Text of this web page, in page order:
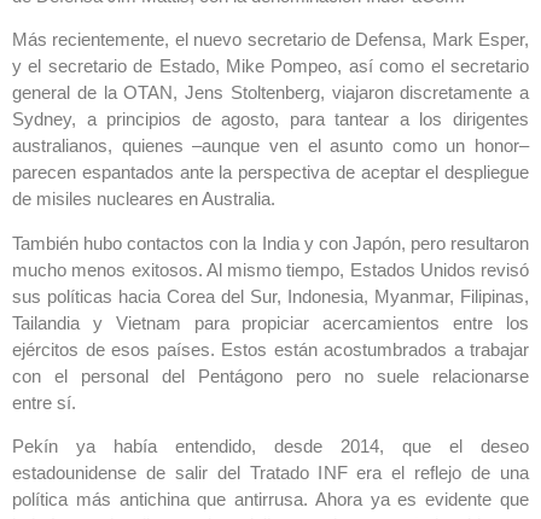
Más recientemente, el nuevo secretario de Defensa, Mark Esper,
y el secretario de Estado, Mike ‎Pompeo, así como el secretario
general de la OTAN, Jens Stoltenberg, viajaron discretamente a
‎Sydney, a principios de agosto, para tantear a los dirigentes
australianos, quienes –aunque ven el ‎asunto como un honor–
parecen espantados ante la perspectiva de aceptar el despliegue
de ‎misiles nucleares en Australia. ‎
También hubo contactos con la India y con Japón, pero resultaron
mucho menos exitosos. ‎Al mismo tiempo, Estados Unidos revisó
sus políticas hacia Corea del Sur, Indonesia, Myanmar, ‎Filipinas,
Tailandia y Vietnam para propiciar acercamientos entre los
ejércitos de esos países. ‎Estos están acostumbrados a trabajar
con el personal del Pentágono pero no suele relacionarse
entre sí. ‎
Pekín ya había entendido, desde 2014, que el deseo
estadounidense de salir del Tratado INF era el ‎reflejo de una
política más antichina que antirrusa. Ahora ya es evidente que